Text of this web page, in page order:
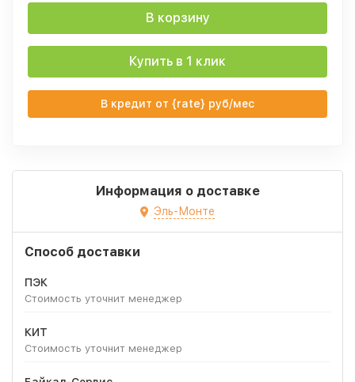
В корзину
Купить в 1 клик
В кредит от {rate} руб/мес
Информация о доставке
Эль-Монте
Способ доставки
ПЭК
Стоимость уточнит менеджер
КИТ
Стоимость уточнит менеджер